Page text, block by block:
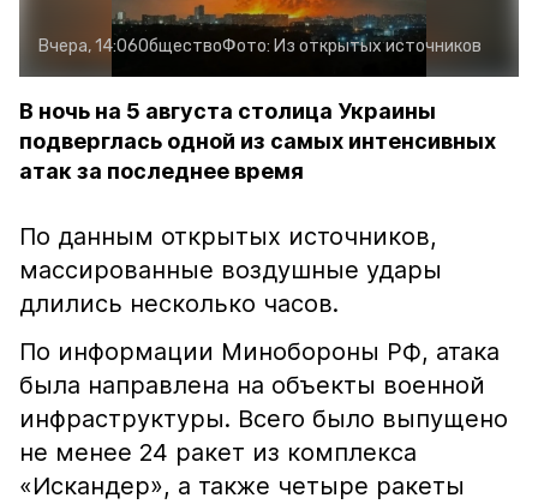
Вчера, 14:06ОбществоФото: Из открытых источников
В ночь на 5 августа столица Украины
подверглась одной из самых интенсивных
атак за последнее время
По данным открытых источников,
массированные воздушные удары
длились несколько часов.
По информации Минобороны РФ, атака
была направлена на объекты военной
инфраструктуры. Всего было выпущено
не менее 24 ракет из комплекса
«Искандер», а также четыре ракеты